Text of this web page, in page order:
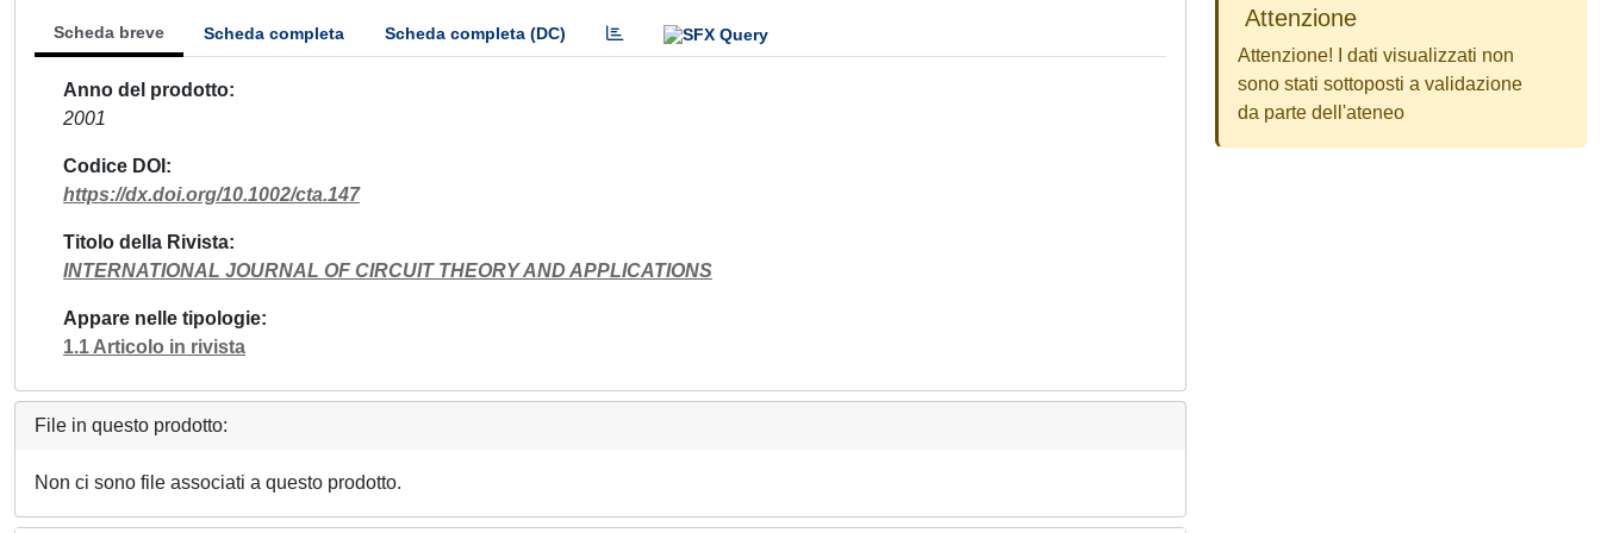
Scheda breve Scheda completa Scheda completa (DC)
Anno del prodotto
2001
Codice DOI
https://dx.doi.org/10.1002/cta.147
Titolo della Rivista
INTERNATIONAL JOURNAL OF CIRCUIT THEORY AND APPLICATIONS
Appare nelle tipologie
1.1 Articolo in rivista
File in questo prodotto:
Non ci sono file associati a questo prodotto.
Attenzione
Attenzione! I dati visualizzati non
sono stati sottoposti a validazione
da parte dell'ateneo